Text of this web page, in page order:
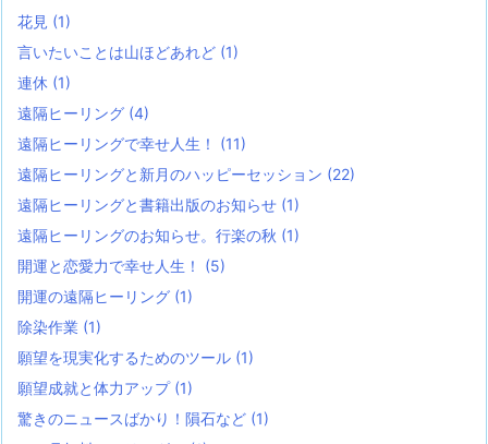
花見 (1)
言いたいことは山ほどあれど (1)
連休 (1)
遠隔ヒーリング (4)
遠隔ヒーリングで幸せ人生！ (11)
遠隔ヒーリングと新月のハッピーセッション (22)
遠隔ヒーリングと書籍出版のお知らせ (1)
遠隔ヒーリングのお知らせ。行楽の秋 (1)
開運と恋愛力で幸せ人生！ (5)
開運の遠隔ヒーリング (1)
除染作業 (1)
願望を現実化するためのツール (1)
願望成就と体力アップ (1)
驚きのニュースばかり！隕石など (1)